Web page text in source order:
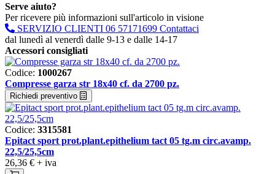
Serve aiuto?
Per ricevere più informazioni sull'articolo in visione
SERVIZIO CLIENTI 06 57171699 Contattaci
dal lunedì al venerdì dalle 9-13 e dalle 14-17
Accessori consigliati
Codice: 1000267
Compresse garza str 18x40 cf. da 2700 pz.
Richiedi preventivo
Codice: 3315581
Epitact sport prot.plant.epithelium tact 05 tg.m circ.avamp.
22,5/25,5cm
26,36 € + iva